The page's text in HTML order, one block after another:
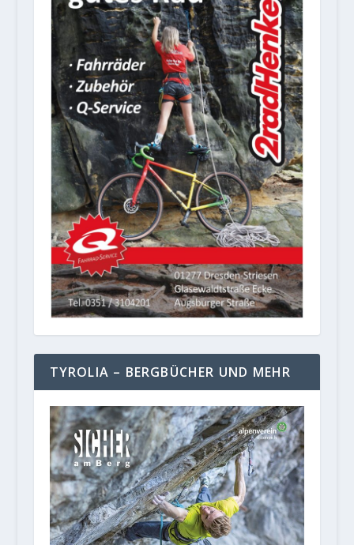
TYROLIA – BERGBÜCHER UND MEHR